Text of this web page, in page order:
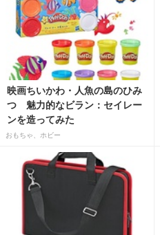
映画ちいかわ・人魚の島のひみ
つ 魅力的なビラン：セイレー
ンを造ってみた
おもちゃ、ホビー